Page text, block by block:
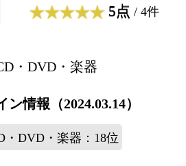
5点 / 4件
・DVD・楽器
情報（2024.03.14）
・DVD・楽器：18位